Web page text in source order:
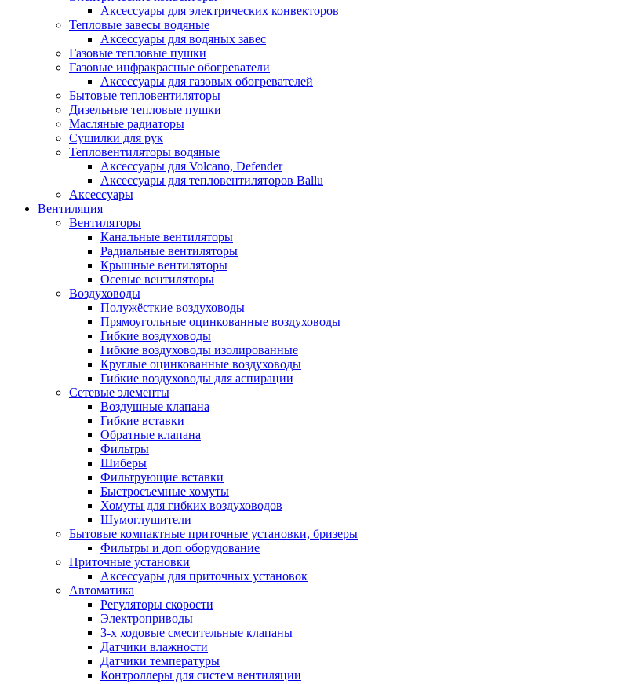
Аксессуары для электрических конвекторов
Тепловые завесы водяные
Аксессуары для водяных завес
Газовые тепловые пушки
Газовые инфракрасные обогреватели
Аксессуары для газовых обогревателей
Бытовые тепловентиляторы
Дизельные тепловые пушки
Масляные радиаторы
Сушилки для рук
Тепловентиляторы водяные
Аксессуары для Volcano, Defender
Аксессуары для тепловентиляторов Ballu
Аксессуары
Вентиляция
Вентиляторы
Канальные вентиляторы
Радиальные вентиляторы
Крышные вентиляторы
Осевые вентиляторы
Воздуховоды
Полужёсткие воздуховоды
Прямоугольные оцинкованные воздуховоды
Гибкие воздуховоды
Гибкие воздуховоды изолированные
Круглые оцинкованные воздуховоды
Гибкие воздуховоды для аспирации
Сетевые элементы
Воздушные клапана
Гибкие вставки
Обратные клапана
Фильтры
Шиберы
Фильтрующие вставки
Быстросъемные хомуты
Хомуты для гибких воздуховодов
Шумоглушители
Бытовые компактные приточные установки, бризеры
Фильтры и доп оборудование
Приточные установки
Аксессуары для приточных установок
Автоматика
Регуляторы скорости
Электроприводы
3-х ходовые смесительные клапаны
Датчики влажности
Датчики температуры
Контроллеры для систем вентиляции